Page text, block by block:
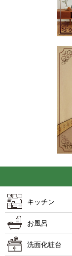
キッチン
お風呂
洗面化粧台